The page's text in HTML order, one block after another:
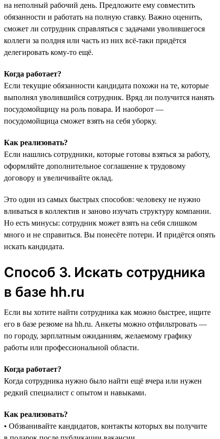
на неполный рабочий день. Предложите ему совместить
обязанности и работать на полную ставку. Важно оценить,
сможет ли сотрудник справляться с задачами уволившегося
коллеги за полдня или часть из них всё-таки придётся
делегировать кому-то ещё.
Когда работает?
Если текущие обязанности кандидата похожи на те, которые
выполнял уволившийся сотрудник. Вряд ли получится нанять
посудомойщицу на роль повара. И наоборот —
посудомойщица сможет взять на себя уборку.
Как реализовать?
Если нашлись сотрудники, которые готовы взяться за работу,
оформляйте дополнительное соглашение к трудовому
договору и увеличивайте оклад.
Это один из самых быстрых способов: человеку не нужно
вливаться в коллектив и заново изучать структуру компании.
Но есть минусы: сотрудник может взять на себя слишком
много и не справиться. Вы понесёте потери. И придётся опять
искать кандидата.
Способ 3. Искать сотрудника
в базе hh.ru
Если вы хотите найти сотрудника как можно быстрее, ищите
его в базе резюме на hh.ru‎. Анкеты можно отфильтровать —
по городу, зарплатным ожиданиям, желаемому графику
работы или профессиональной области.
Когда работает?
Когда сотрудника нужно было найти ещё вчера или нужен
редкий специалист с опытом и навыками.
Как реализовать?
• Обзванивайте кандидатов, контакты которых вы получите